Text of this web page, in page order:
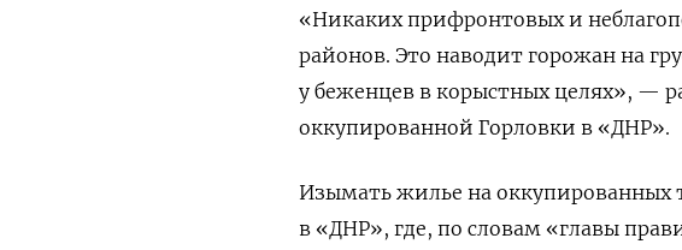
«Никаких прифронтовых и
районов. Это наводит горожан на
у беженцев в корыстных целях», —
оккупированной Горловки в «ДНР».
Изымать жилье на оккупированных
в «ДНР», где, по словам «главы